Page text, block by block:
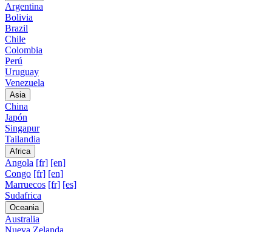
Argentina
Bolivia
Brazil
Chile
Colombia
Perú
Uruguay
Venezuela
Asia
China
Japón
Singapur
Tailandia
Africa
Angola [fr] [en]
Congo [fr] [en]
Marruecos [fr] [es]
Sudafrica
Oceania
Australia
Nueva Zelanda